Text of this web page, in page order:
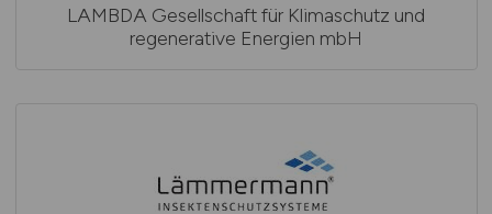
LAMBDA Gesellschaft für Klimaschutz und
regenerative Energien mbH